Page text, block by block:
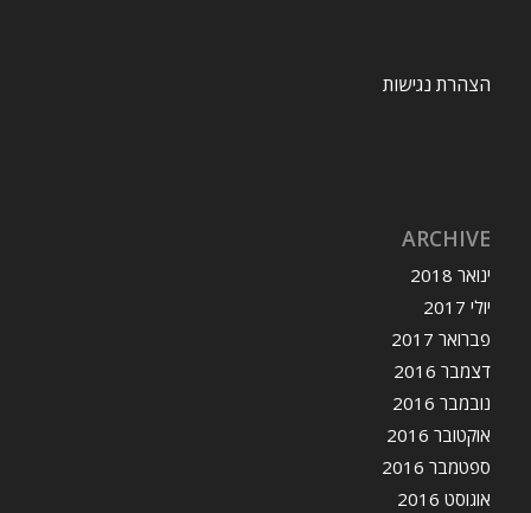
הצהרת נגישות
ARCHIVE
ינואר 2018
יולי 2017
פברואר 2017
דצמבר 2016
נובמבר 2016
אוקטובר 2016
ספטמבר 2016
אוגוסט 2016